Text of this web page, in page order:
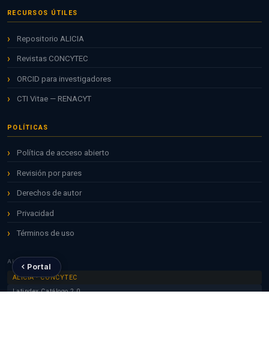
Portal
RECURSOS ÚTILES
Repositorio ALICIA
Revistas CONCYTEC
ORCID para investigadores
CTI Vitae — RENACYT
POLÍTICAS
Política de acceso abierto
Revisión por pares
Derechos de autor
Privacidad
Términos de uso
ALINEADO CON
ALICIA · CONCYTEC
Latindex Catálogo 2.0